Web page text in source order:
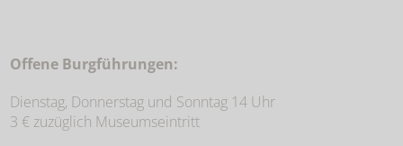
Offene Burgführungen:
Dienstag, Donnerstag und Sonntag 14 Uhr
3 € zuzüglich Museumseintritt